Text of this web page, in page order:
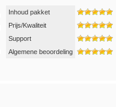
Inhoud pakket
Prijs/Kwaliteit
Support
Algemene beoordeling